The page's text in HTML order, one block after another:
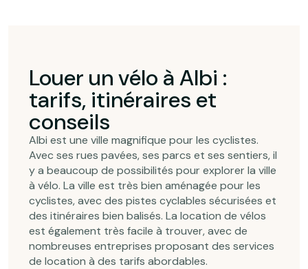
Louer un vélo à Albi :
tarifs, itinéraires et
conseils
Albi est une ville magnifique pour les cyclistes.
Avec ses rues pavées, ses parcs et ses sentiers, il
y a beaucoup de possibilités pour explorer la ville
à vélo. La ville est très bien aménagée pour les
cyclistes, avec des pistes cyclables sécurisées et
des itinéraires bien balisés. La location de vélos
est également très facile à trouver, avec de
nombreuses entreprises proposant des services
de location à des tarifs abordables.